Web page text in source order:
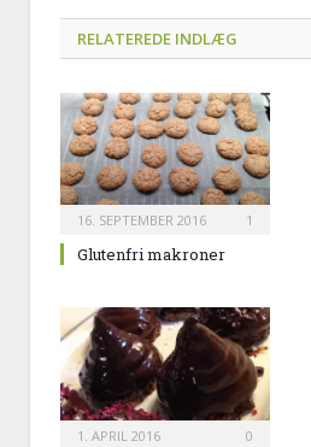
RELATEREDE INDLÆG
16. SEPTEMBER 2016 1
Glutenfri makroner
1. APRIL 2016 0